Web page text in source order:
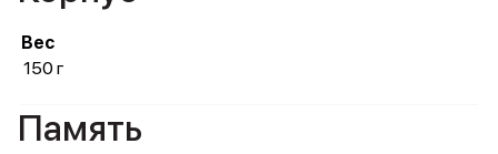
Вес
150 г
Память